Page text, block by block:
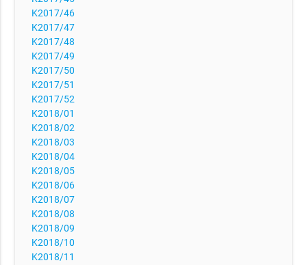
K2017/46
K2017/47
K2017/48
K2017/49
K2017/50
K2017/51
K2017/52
K2018/01
K2018/02
K2018/03
K2018/04
K2018/05
K2018/06
K2018/07
K2018/08
K2018/09
K2018/10
K2018/11